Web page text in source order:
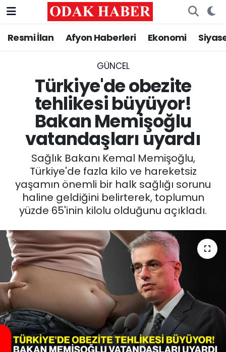
Resmi İlan Afyon Haberleri Ekonomi
GÜNCEL
Türkiye'de obezite
tehlikesi büyüyor!
Bakan Memişoğlu
vatandaşları uyardı
Sağlık Bakanı Kemal Memişoğlu,
Türkiye'de fazla kilo ve hareketsiz
yaşamın önemli bir halk sağlığı sorunu
haline geldiğini belirterek, toplumun
yüzde 65'inin kilolu olduğunu açıkladı.
AFYONKARAHİSAR HABERLERİ
ASAYİŞ
GÜNCEL
SİYASET
EĞİTİM
MAGAZİN
SAĞLIK
SPOR
11:11 MANŞET
Nöbetçi Eczaneler
Trafik Durumu
Süper Lig Puan Durumu ve Fikstür
Tüm Manşetler
Son Dakika Haberleri
Haber Arşivi